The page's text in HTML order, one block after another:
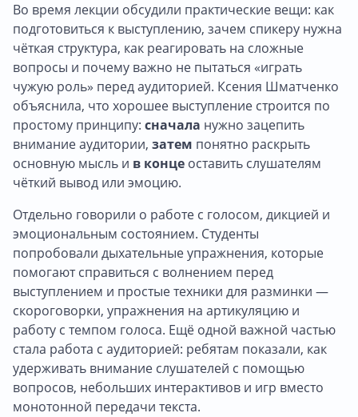
Во время лекции обсудили практические вещи: как
подготовиться к выступлению, зачем спикеру нужна
чёткая структура, как реагировать на сложные
вопросы и почему важно не пытаться «играть
чужую роль» перед аудиторией. Ксения Шматченко
объяснила, что хорошее выступление строится по
простому принципу: сначала нужно зацепить
внимание аудитории, затем понятно раскрыть
основную мысль и в конце оставить слушателям
чёткий вывод или эмоцию.
Отдельно говорили о работе с голосом, дикцией и
эмоциональным состоянием. Студенты
попробовали дыхательные упражнения, которые
помогают справиться с волнением перед
выступлением и простые техники для разминки —
скороговорки, упражнения на артикуляцию и
работу с темпом голоса. Ещё одной важной частью
стала работа с аудиторией: ребятам показали, как
удерживать внимание слушателей с помощью
вопросов, небольших интерактивов и игр вместо
монотонной передачи текста.